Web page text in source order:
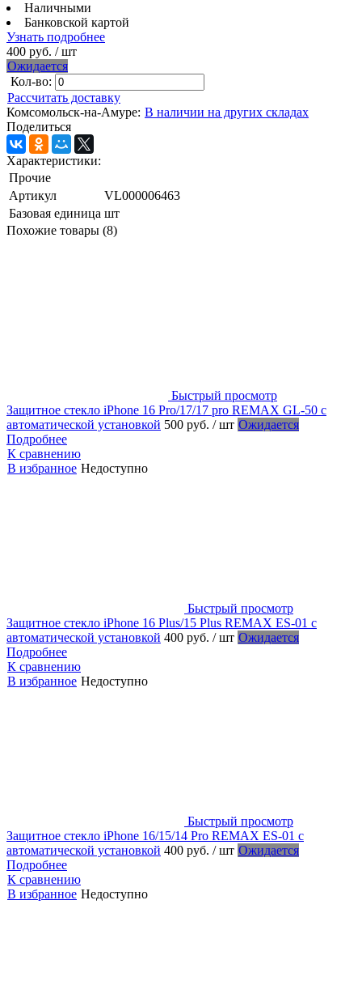
Наличными
Банковской картой
Узнать подробнее
400 руб. / шт
Ожидается
Кол-во:
Рассчитать доставку
Комсомольск-на-Амуре: В наличии на других складах
Поделиться
Характеристики:
Прочие
Артикул
VL000006463
Базовая единица шт
Похожие товары (8)
Быстрый просмотр
Защитное стекло iPhone 16 Pro/17/17 pro REMAX GL-50 с
автоматической установкой 500 руб. / шт Ожидается
Подробнее
К сравнению
В избранное Недоступно
Быстрый просмотр
Защитное стекло iPhone 16 Plus/15 Plus REMAX ES-01 с
автоматической установкой 400 руб. / шт Ожидается
Подробнее
К сравнению
В избранное Недоступно
Быстрый просмотр
Защитное стекло iPhone 16/15/14 Pro REMAX ES-01 с
автоматической установкой 400 руб. / шт Ожидается
Подробнее
К сравнению
В избранное Недоступно